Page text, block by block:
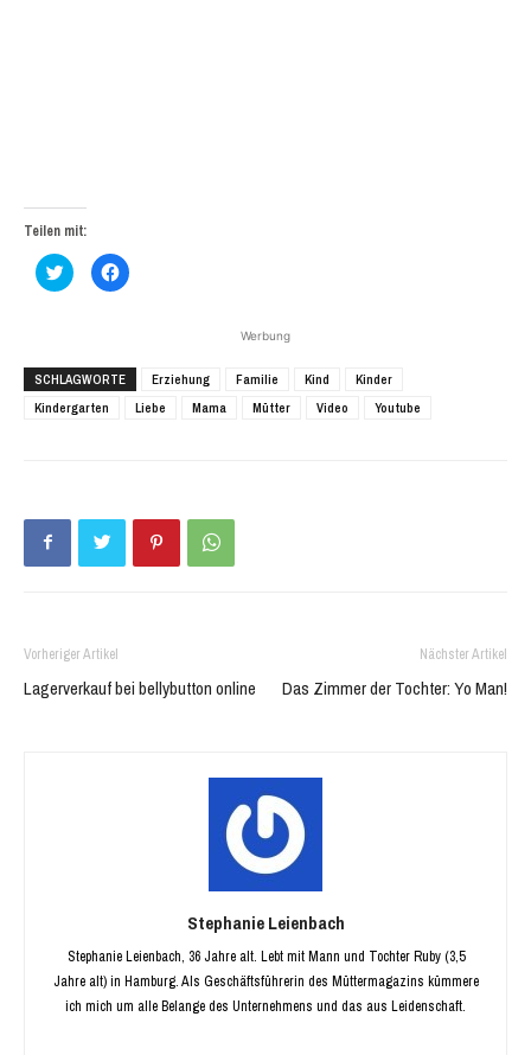
Teilen mit:
Klick,
um
in
neuem
Fenster
geöffnet)
Klick,
um
in
neuem
Fenster
geöffnet)
Werbung
SCHLAGWORTE Erziehung Familie Kind
Kinder
Kindergarten
Liebe Mama Mütter Video Youtube
Vorheriger Artikel
Lagerverkauf bei bellybutton online
Nächster Artikel
Das Zimmer der Tochter: Yo Man!
Stephanie Leienbach
Stephanie Leienbach, 36 Jahre alt. Lebt mit Mann und Tochter Ruby (3,5
Jahre alt) in Hamburg. Als Geschäftsführerin des Müttermagazins kümmere
ich mich um alle Belange des Unternehmens und das aus Leidenschaft.